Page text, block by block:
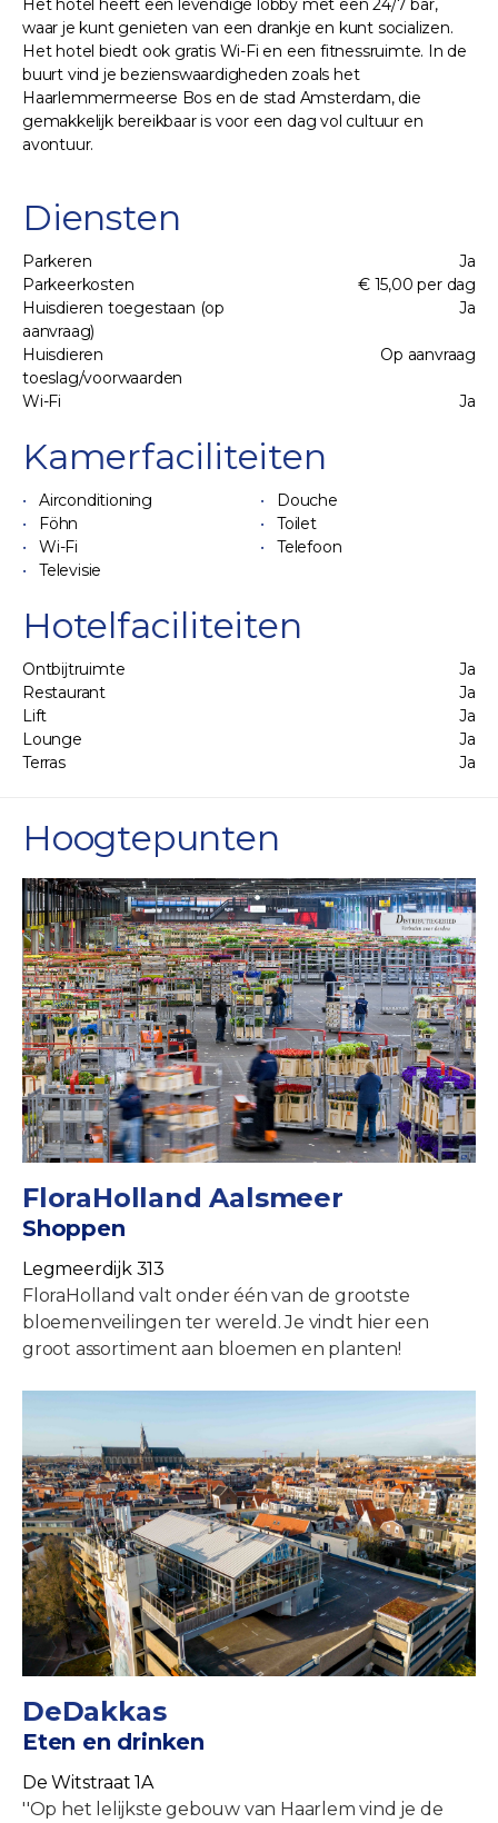
Het hotel heeft een levendige lobby met een 24/7 bar,
waar je kunt genieten van een drankje en kunt socializen.
Het hotel biedt ook gratis Wi-Fi en een fitnessruimte. In de
buurt vind je bezienswaardigheden zoals het
Haarlemmermeerse Bos en de stad Amsterdam, die
gemakkelijk bereikbaar is voor een dag vol cultuur en
avontuur.
Diensten
Parkeren
Ja
Parkeerkosten
€ 15,00 per dag
Huisdieren toegestaan (op
aanvraag)
Ja
Huisdieren
toeslag/voorwaarden
Op aanvraag
Wi-Fi Ja
Kamerfaciliteiten
Airconditioning
Douche
Föhn
Toilet
Wi-Fi
Telefoon
Televisie
Hotelfaciliteiten
Ontbijtruimte
Ja
Restaurant
Ja
Lift
Ja
Lounge
Ja
Terras
Ja
Hoogtepunten
FloraHolland Aalsmeer
Shoppen
Legmeerdijk 313
FloraHolland valt onder één van de grootste
bloemenveilingen ter wereld. Je vindt hier een
groot assortiment aan bloemen en planten!
DeDakkas
Eten en drinken
De Witstraat 1A
''Op het lelijkste gebouw van Haarlem vind je de